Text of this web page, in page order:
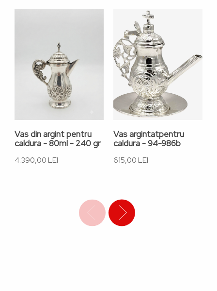
Vas din argint pentru
caldura - 80ml - 240 gr
4.390,00 LEI
Vas argintatpentru
caldura - 94-986b
615,00 LEI